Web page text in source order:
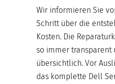
Wir informieren Sie
Schritt über die
Kosten. Die
so immer transparent
übersichtlich. Vor
das komplette Dell